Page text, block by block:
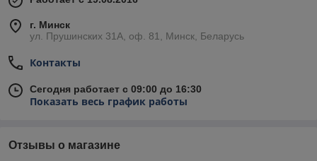
г. Минск
ул. Прушинских 31А, оф. 81, Минск, Беларусь
Контакты
Сегодня работает с 09:00 до 16:30
Показать весь график работы
Отзывы о магазине